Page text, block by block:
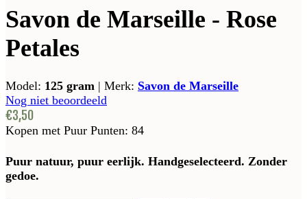
Savon de Marseille - Rose
Petales
Model: 125 gram | Merk: Savon de Marseille
Nog niet beoordeeld
€3,50
Kopen met Puur Punten: 84
Puur natuur, puur eerlijk. Handgeselecteerd. Zonder
gedoe.